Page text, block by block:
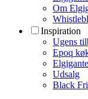
Om
Inspiration
Ugens
Epoq
Udsalg
Black